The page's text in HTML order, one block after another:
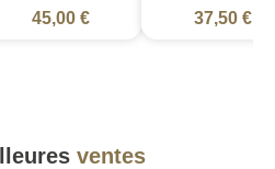
45,00 € 37,50 €
ventes